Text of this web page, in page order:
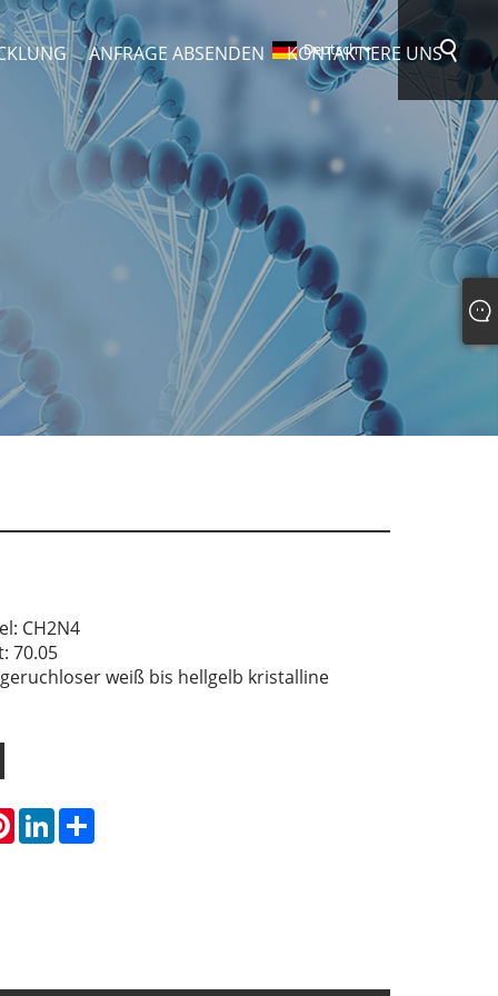
ANFRAGE ABSENDEN KONTAKTIERE UNS
Deutsch
CH2N4
70.05
geruchloser weiß bis hellgelb kristalline
PinterestLinkedInShare